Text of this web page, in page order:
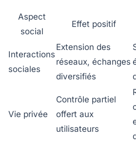
Aspect
social
Effet positif
Interactions
sociales
Extension des
réseaux, échanges
diversifiés
Vie privée
Contrôle partiel
offert aux
utilisateurs